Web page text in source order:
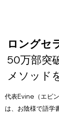
ロングセ
50万部突
メソッド
代表Evine（エビ
は、お陰様で語学